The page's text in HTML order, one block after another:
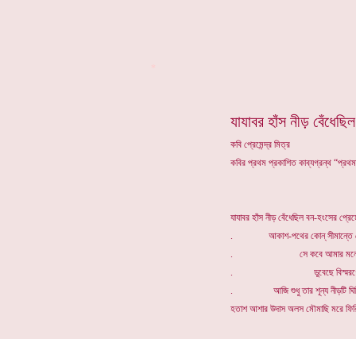
যাযাবর হাঁস নীড় বেঁধেছিল
কবি প্রেমেন্দ্র মিত্র
কবির প্রথম প্রকাশিত কাব্যগ্রন্থ
যাযাবর হাঁস নীড় বেঁধেছিল বন-হংসের
. আকাশ-পথের কোন্ সীমান্তে
. সে কবে আমার
. ডুবেছে
. আজি শুধু তার শূন্য নীড়টি
হতাশ আশার উদাস অলস মৌমাছি মরে